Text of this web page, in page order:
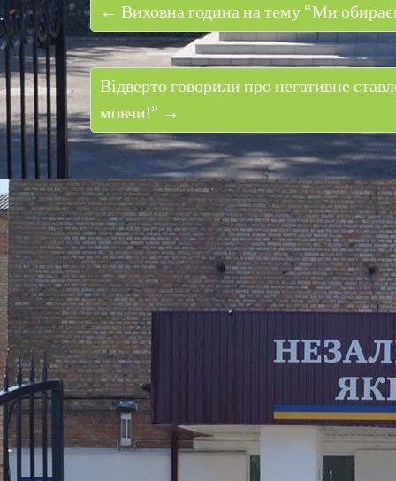
← Виховна година на тему “Ми
Відверто говорили про негативне
мовчи!” →